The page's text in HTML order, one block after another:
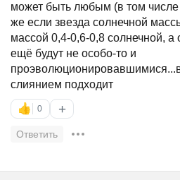
может быть любым (в том
же если звезда солнечной
массой 0,4-0,6-0,8 солнечной, а
ещё будут не особо-то и
слиянием подходит
👍 0 +
Ответить